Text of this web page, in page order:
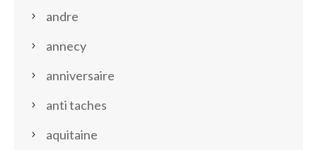
andre
annecy
anniversaire
anti taches
aquitaine